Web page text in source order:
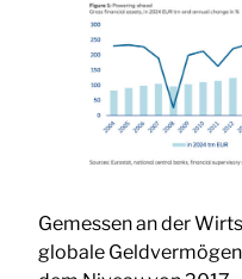
Gemessen an der
globale